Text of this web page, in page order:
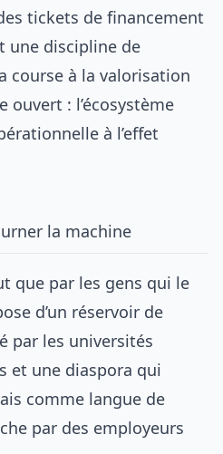
tickets de financement
une discipline de
course à la valorisation
ouvert : l’écosystème
à l’effet
la machine
que par les gens qui le
d’un réservoir de
par les universités
et une diaspora qui
comme langue de
par des employeurs